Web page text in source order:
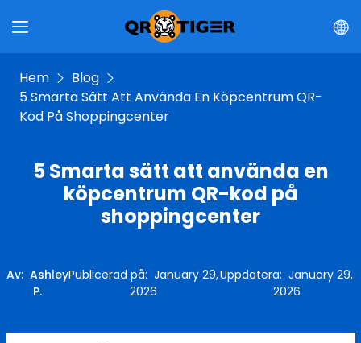
Hem
Blog
5 Smarta Sätt Att Använda En Köpcentrum QR-
Kod På Shoppingcenter
5 Smarta sätt att använda en
köpcentrum QR-kod på
shoppingcenter
Av: Ashley
P.
Publicerad på: January 29,
2026
Uppdatera:January 29,
2026